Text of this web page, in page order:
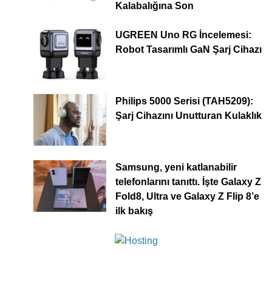
Kalabalığına Son
UGREEN Uno RG İncelemesi:
Robot Tasarımlı GaN Şarj Cihazı
Philips 5000 Serisi (TAH5209):
Şarj Cihazını Unutturan Kulaklık
Samsung, yeni katlanabilir
telefonlarını tanıttı. İşte Galaxy Z
Fold8, Ultra ve Galaxy Z Flip 8’e
ilk bakış